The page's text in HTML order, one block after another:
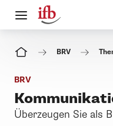
BRV
BRV
Überzeugen Sie als